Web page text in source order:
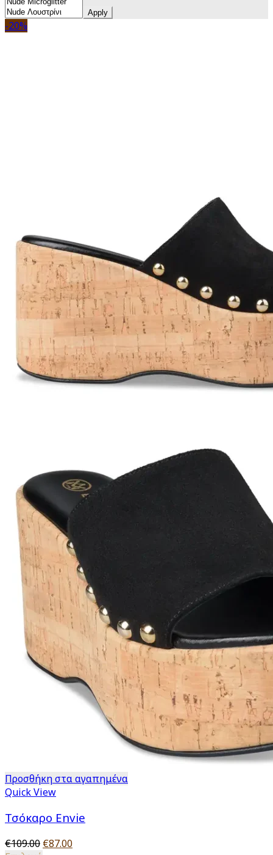
Apply
-20%
Προσθήκη στα αγαπημένα
Quick View
Τσόκαρο Envie
€109.00 Original
€87.00Η